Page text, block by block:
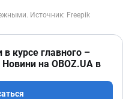
курсе главного –
на OBOZ.UA в